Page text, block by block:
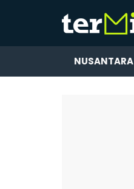
NUSANTARA